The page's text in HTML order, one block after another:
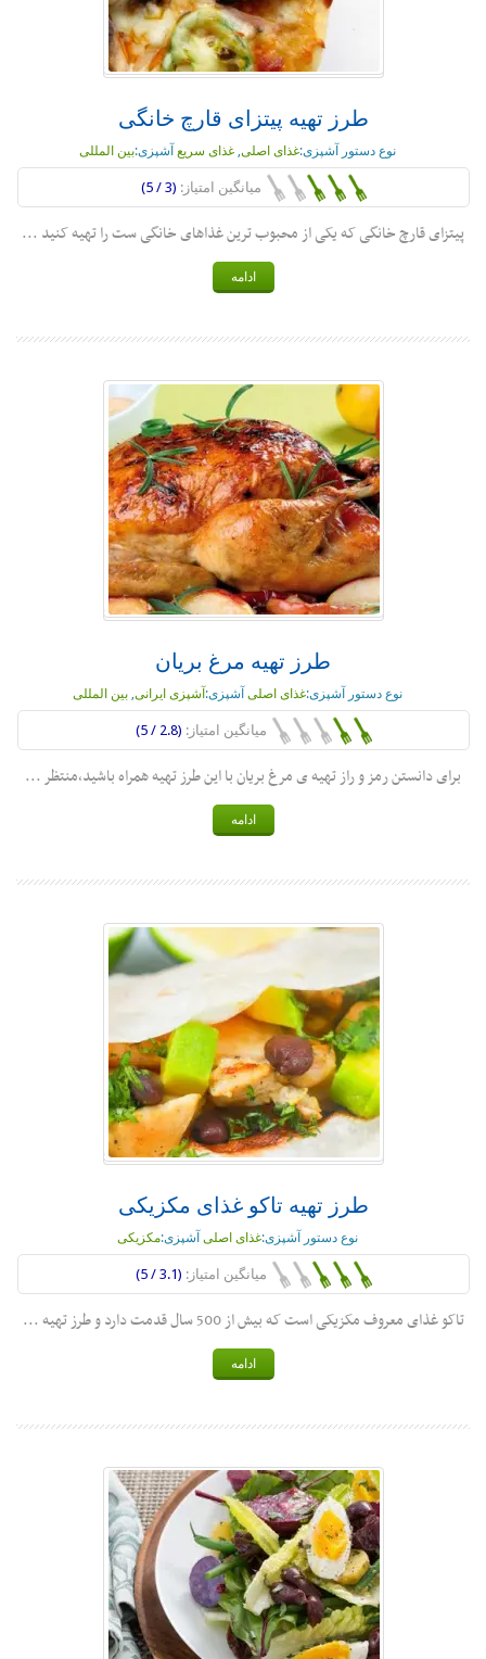
طرز تهیه پیتزای قارچ خانگی
نوع دستور آشپزی:غذای اصلی, غذای سریع آشپزی:بین المللی
میانگین امتیاز: (3 / 5)
پیتزای قارچ خانگی که یکی از محبوب ترین غذاهای خانگی ست را تهیه کنید ...
ادامه
طرز تهیه مرغ بریان
نوع دستور آشپزی:غذای اصلی آشپزی: آشپزی ایرانی, بین المللی
میانگین امتیاز: (2.8 / 5)
برای دانستن رمز و راز تهیه ی مرغ بریان با این طرز تهیه همراه باشید،منتظر ...
ادامه
طرز تهیه تاکو غذای مکزیکی
نوع دستور آشپزی:غذای اصلی آشپزی:مکزیکی
میانگین امتیاز: (3.1 / 5)
تاکو غذای معروف مکزیکی است که بیش از 500 سال قدمت دارد و طرز تهیه ...
ادامه